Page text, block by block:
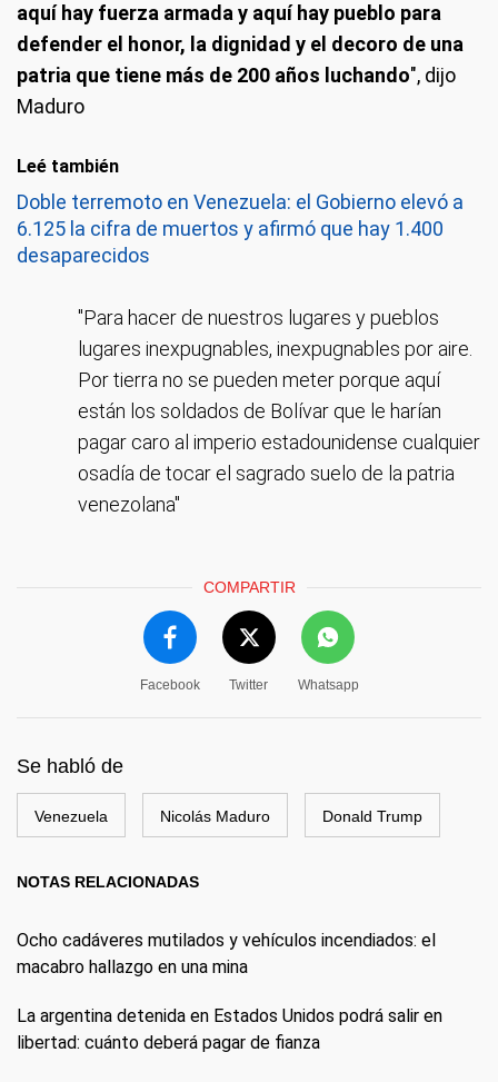
aquí hay fuerza armada y aquí hay pueblo para
defender el honor, la dignidad y el decoro de una
patria que tiene más de 200 años luchando", dijo
Maduro
Leé también
Doble terremoto en Venezuela: el Gobierno elevó a
6.125 la cifra de muertos y afirmó que hay 1.400
desaparecidos
"Para hacer de nuestros lugares y pueblos
lugares inexpugnables, inexpugnables por aire.
Por tierra no se pueden meter porque aquí
están los soldados de Bolívar que le harían
pagar caro al imperio estadounidense cualquier
osadía de tocar el sagrado suelo de la patria
venezolana"
COMPARTIR
Facebook Twitter Whatsapp
Se habló de
Venezuela Nicolás Maduro Donald Trump
NOTAS RELACIONADAS
Ocho cadáveres mutilados y vehículos incendiados: el
macabro hallazgo en una mina
La argentina detenida en Estados Unidos podrá salir en
libertad: cuánto deberá pagar de fianza